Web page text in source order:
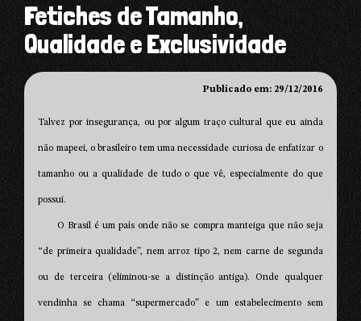
Fetiches de Tamanho,
Qualidade e Exclusividade
Publicado em: 29/12/2016
Talvez por insegurança, ou por algum traço cultural que eu ainda
não mapeei, o brasileiro tem uma necessidade curiosa de enfatizar o
tamanho ou a qualidade de tudo o que vê, especialmente do que
possui.
O Brasil é um país onde não se compra manteiga que não seja
“de primeira qualidade”, nem arroz tipo 2, nem carne de segunda
ou de terceira (eliminou-se a distinção antiga). Onde qualquer
vendinha se chama “supermercado” e um estabelecimento sem